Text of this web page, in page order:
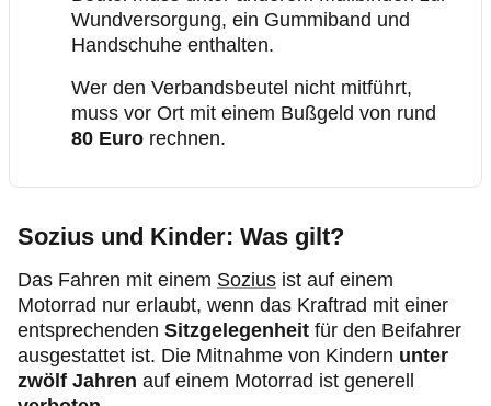
Wundversorgung, ein Gummiband und
Handschuhe enthalten.
Wer den Verbandsbeutel nicht mitführt,
muss vor Ort mit einem Bußgeld von rund
80 Euro rechnen.
Sozius und Kinder: Was gilt?
Das Fahren mit einem Sozius ist auf einem
Motorrad nur erlaubt, wenn das Kraftrad mit einer
entsprechenden Sitzgelegenheit für den Beifahrer
ausgestattet ist. Die Mitnahme von Kindern unter
zwölf Jahren auf einem Motorrad ist generell